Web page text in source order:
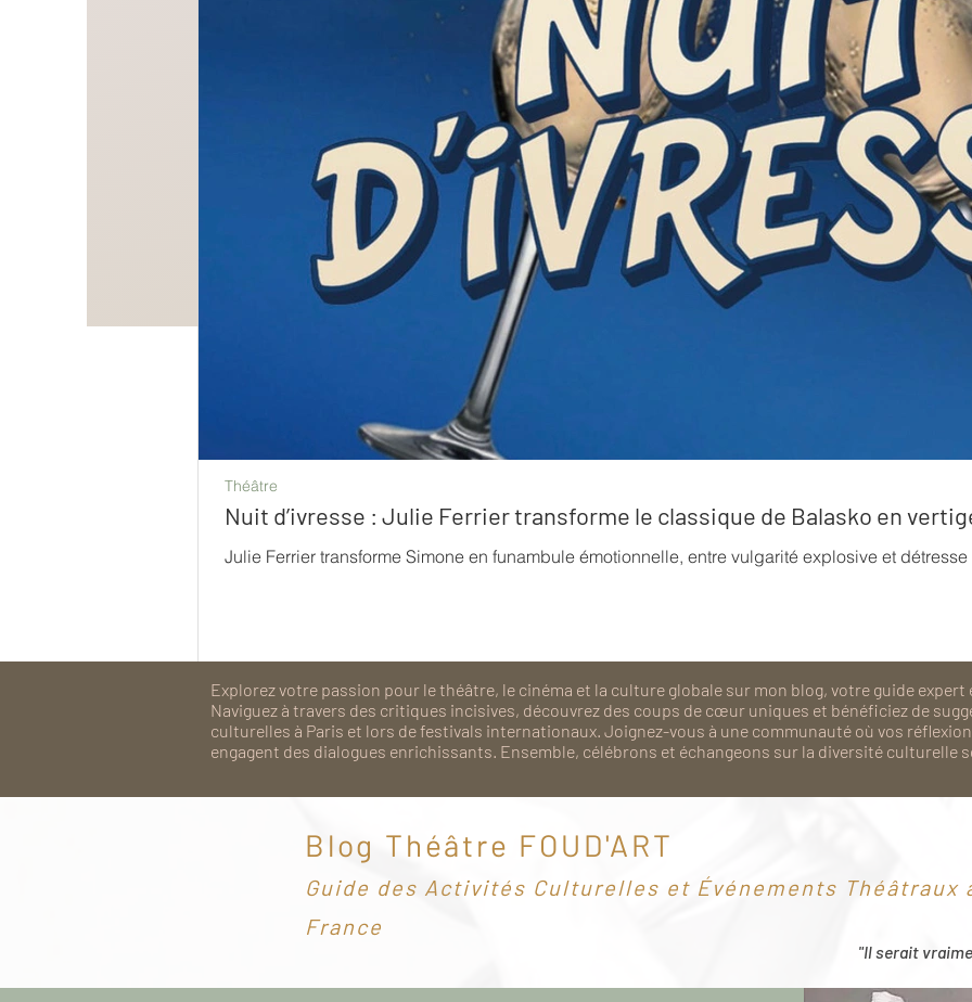
Nuit d’ivresse : Julie Ferrier transforme le classique de Balasko en
Julie Ferrier transforme Simone en funambule émotionnelle, entre vulgarité explosive et
Théâtre
Explorez votre passion pour le théâtre, le cinéma et la culture globale sur mon blog, votre guide expert
Naviguez à travers des critiques incisives, découvrez des coups de cœur uniques et bénéficiez de
culturelles à Paris et lors de festivals internationaux. Joignez-vous à une communauté où vos
engagent des dialogues enrichissants. Ensemble, célébrons et échangeons sur la diversité culturelle
Blog Théâtre FOUD'ART
Guide des Activités Culturelles et Événements Théâtraux
France
"Il serait